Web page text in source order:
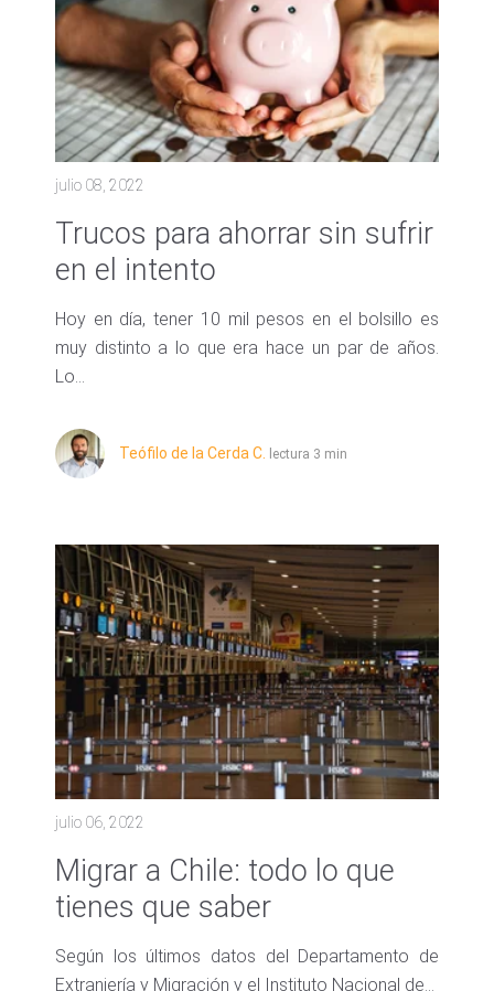
julio 08, 2022
Trucos para ahorrar sin sufrir
en el intento
Hoy en día, tener 10 mil pesos en el bolsillo es
muy distinto a lo que era hace un par de años.
Lo...
Teófilo de la Cerda C. lectura 3 min
julio 06, 2022
Migrar a Chile: todo lo que
tienes que saber
Según los últimos datos del Departamento de
Extranjería y Migración y el Instituto Nacional de...